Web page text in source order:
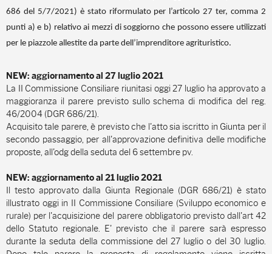
686 del 5/7/2021) è stato riformulato per l’articolo 27 ter, comma 2
punti a) e b) relativo ai mezzi di soggiorno che possono essere utilizzati
per le piazzole allestite da parte dell’imprenditore agrituristico.
NEW: aggiornamento al 27 luglio 2021
La II Commissione Consiliare riunitasi oggi 27 luglio ha approvato a
maggioranza il parere previsto sullo schema di modifica del reg.
46/2004 (DGR 686/21).
Acquisito tale parere, è previsto che l'atto sia iscritto in Giunta per il
secondo passaggio, per all'approvazione definitiva delle modifiche
proposte, all'odg della seduta del 6 settembre pv.
NEW: aggiornamento al 21 luglio 2021
Il testo approvato dalla Giunta Regionale (DGR 686/21) è stato
illustrato oggi in II Commissione Consiliare (Sviluppo economico e
rurale) per l'acquisizione del parere obbligatorio previsto dall'art 42
dello Statuto regionale. E' previsto che il parere sarà espresso
durante la seduta della commissione del 27 luglio o del 30 luglio.